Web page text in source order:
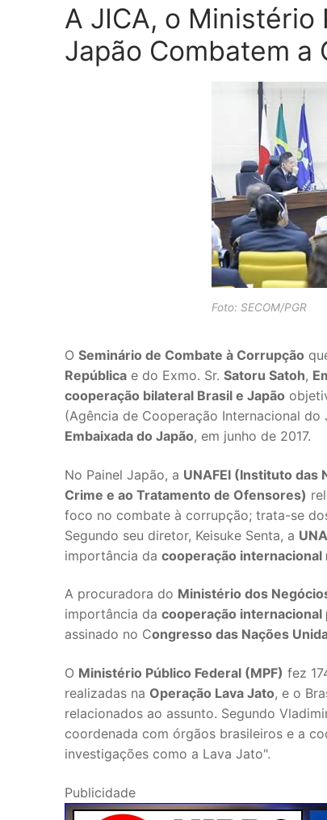
A JICA, o Ministério
Japão Combatem a
Foto: SECOM/PGR
O Seminário de Combate à Corrupção
República e do Exmo. Sr. Satoru Satoh,
cooperação bilateral Brasil e Japão
(Agência de Cooperação Internacional
Embaixada do Japão, em junho de 2017.
No Painel Japão, a UNAFEI (Instituto das
Crime e ao Tratamento de Ofensores)
foco no combate à corrupção; trata-se
Segundo seu diretor, Keisuke Senta, a
importância da cooperação
A procuradora do Ministério dos
importância da cooperação internacional
assinado no Congresso das Nações
O Ministério Público Federal (MPF) fez
realizadas na Operação Lava Jato, e o
relacionados ao assunto. Segundo
coordenada com órgãos brasileiros e a
investigações como a Lava Jato".
Publicidade